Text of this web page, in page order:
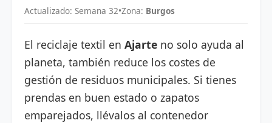
Actualizado: Semana 32•Zona: Burgos
El reciclaje textil en Ajarte no solo ayuda al
planeta, también reduce los costes de
gestión de residuos municipales. Si tienes
prendas en buen estado o zapatos
emparejados, llévalos al contenedor